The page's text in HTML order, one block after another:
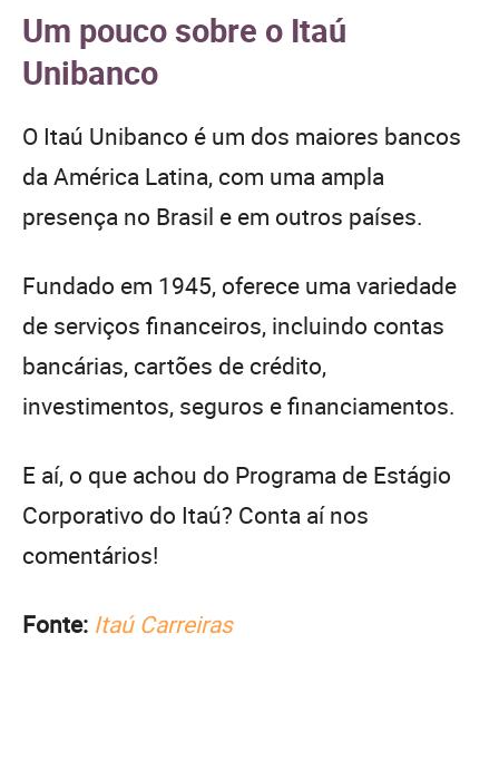
Um pouco sobre o Itaú
Unibanco
O Itaú Unibanco é um dos maiores bancos
da América Latina, com uma ampla
presença no Brasil e em outros países.
Fundado em 1945, oferece uma variedade
de serviços financeiros, incluindo contas
bancárias, cartões de crédito,
investimentos, seguros e financiamentos.
E aí, o que achou do Programa de Estágio
Corporativo do Itaú? Conta aí nos
comentários!
Fonte: Itaú Carreiras